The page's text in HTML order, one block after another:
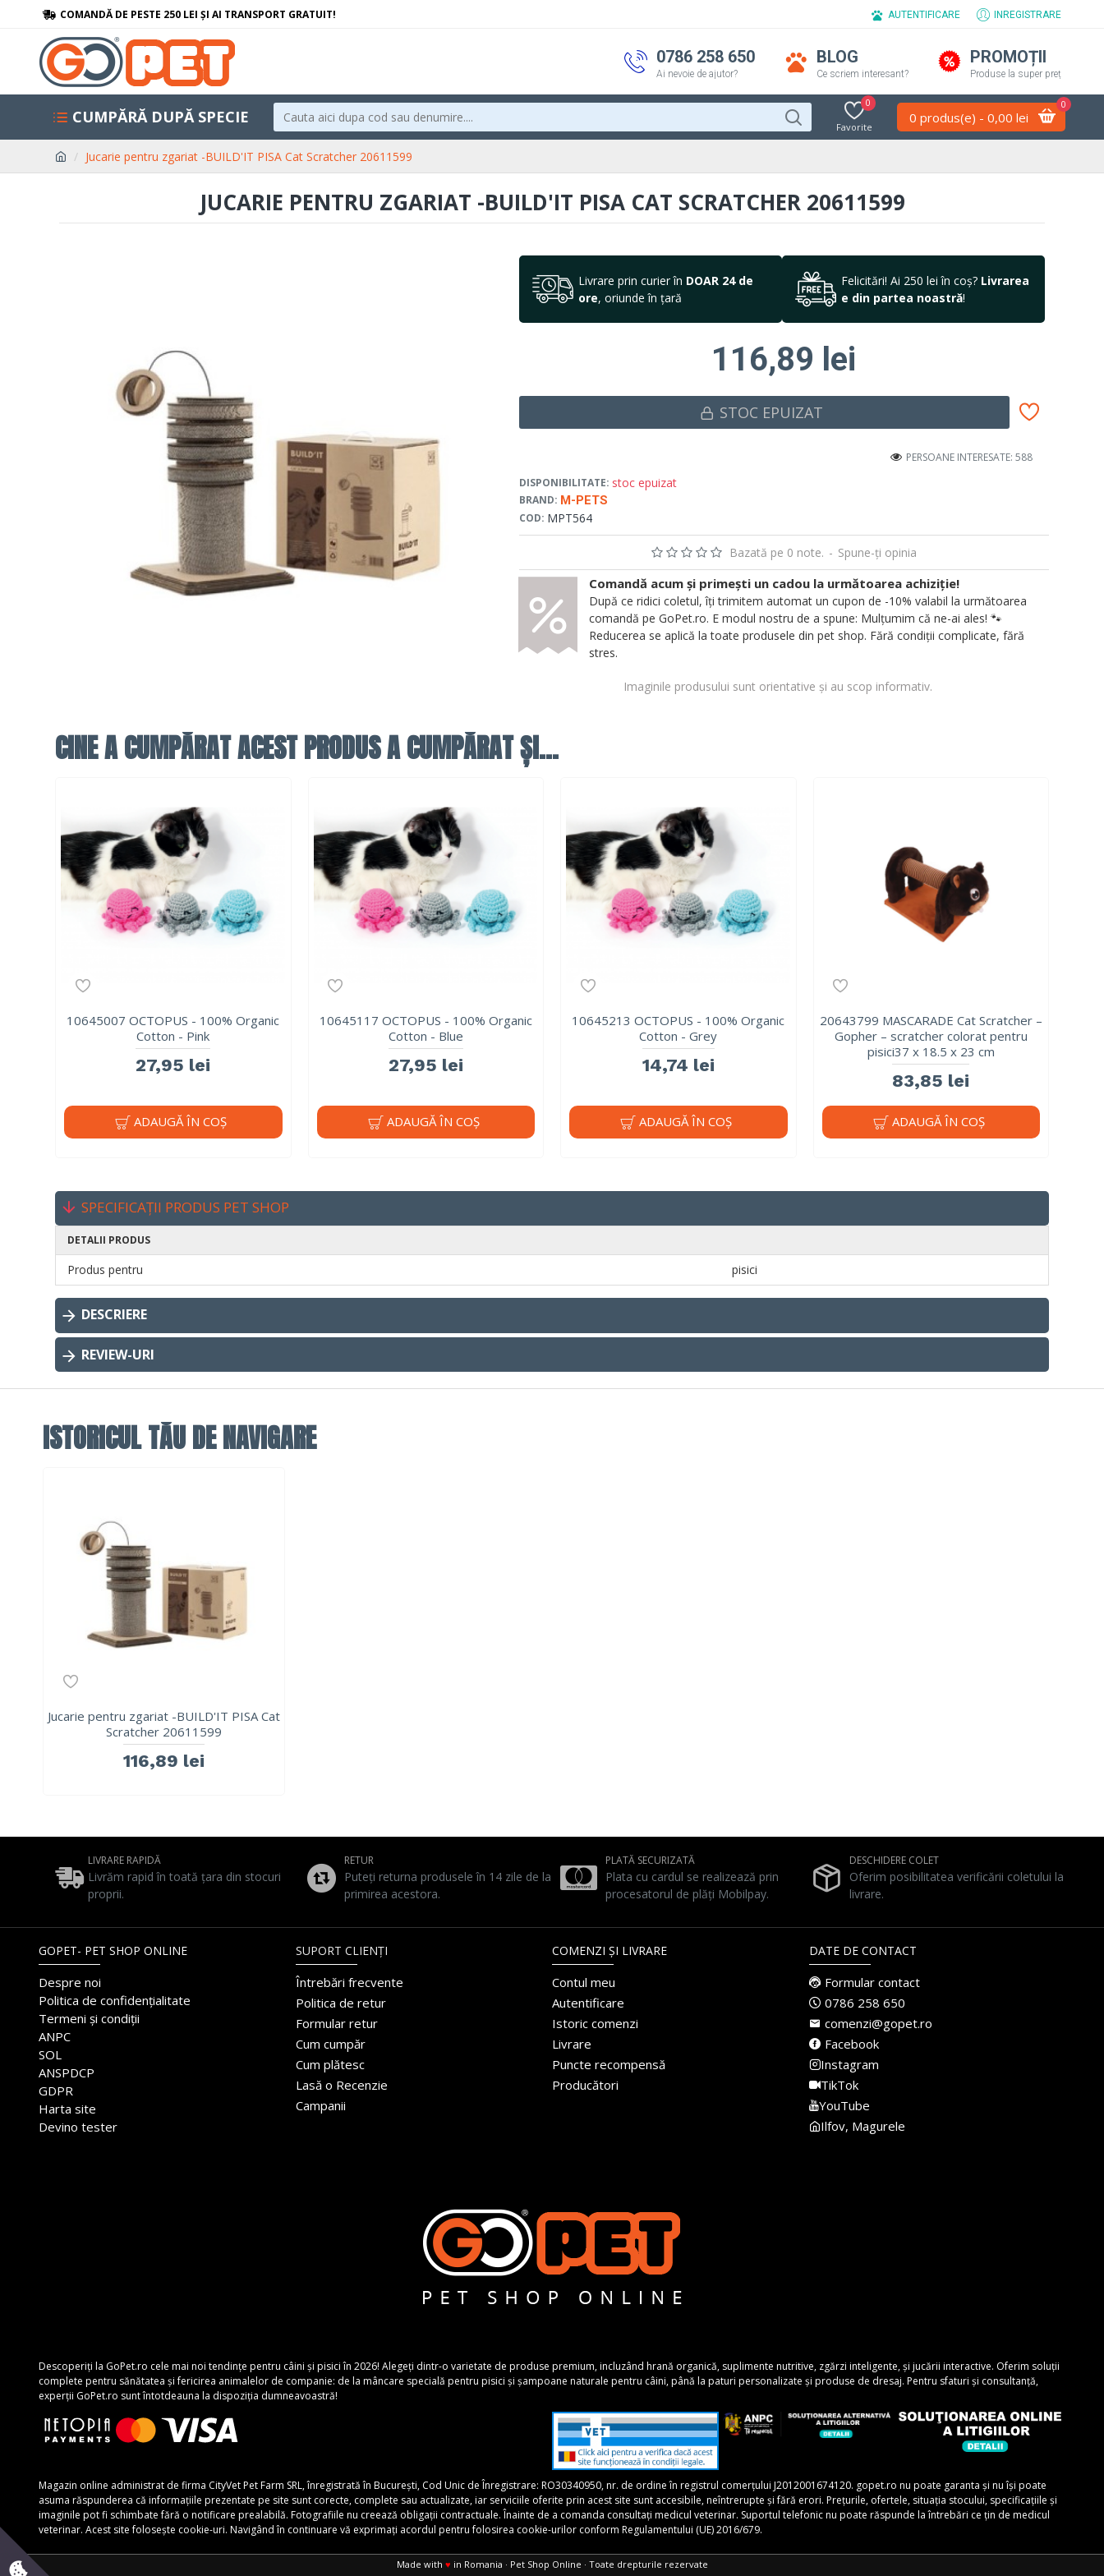
COMANDĂ DE PESTE 250 LEI ȘI AI TRANSPORT GRATUIT! AUTENTIFICARE INREGISTRARE
0786 258 650
Ai nevoie de ajutor?
BLOG
Ce scriem interesant?
PROMOȚII
Produse la super preț
CUMPĂRĂ DUPĂ SPECIE
Favorite
0
0 produs(e) - 0,00 lei
0
Jucarie pentru zgariat -BUILD'IT PISA Cat Scratcher 20611599
JUCARIE PENTRU ZGARIAT -BUILD'IT PISA CAT SCRATCHER 20611599
Livrare prin curier în DOAR 24 de
ore, oriunde în țară
Felicitări! Ai 250 lei în coș? Livrarea
e din partea noastră!
DISPONIBILITATE: stoc epuizat
BRAND: M-PETS
COD: MPT564
PERSOANE INTERESATE: 588
Bazată pe 0 note. - Spune-ţi opinia
116,89 lei
STOC EPUIZAT
Imaginile produsului sunt orientative și au scop informativ.
Comandă acum și primești un cadou la următoarea achiziție!
După ce ridici coletul, îți trimitem automat un cupon de -10% valabil la următoarea
comandă pe GoPet.ro. E modul nostru de a spune: Mulțumim că ne-ai ales! 🐾
Reducerea se aplică la toate produsele din pet shop. Fără condiții complicate, fără
stres.
CINE A CUMPĂRAT ACEST PRODUS A CUMPĂRAT ȘI...
10645007 OCTOPUS - 100% Organic
Cotton - Pink
27,95 lei
ADAUGĂ ÎN COŞ
10645117 OCTOPUS - 100% Organic
Cotton - Blue
27,95 lei
ADAUGĂ ÎN COŞ
10645213 OCTOPUS - 100% Organic
Cotton - Grey
14,74 lei
ADAUGĂ ÎN COŞ
20643799 MASCARADE Cat Scratcher –
Gopher – scratcher colorat pentru
pisici37 x 18.5 x 23 cm
83,85 lei
ADAUGĂ ÎN COŞ
SPECIFICAȚII PRODUS PET SHOP
DETALII PRODUS
Produs pentru pisici
DESCRIERE
REVIEW-URI
ISTORICUL TĂU DE NAVIGARE
Jucarie pentru zgariat -BUILD'IT PISA Cat
Scratcher 20611599
116,89 lei
LIVRARE RAPIDĂ
Livrăm rapid în toată țara din stocuri
proprii.
RETUR
Puteți returna produsele în 14 zile de la
primirea acestora.
PLATĂ SECURIZATĂ
Plata cu cardul se realizează prin
procesatorul de plăți Mobilpay.
DESCHIDERE COLET
Oferim posibilitatea verificării coletului la
livrare.
GOPET- PET SHOP ONLINE
Despre noi
Politica de confidențialitate
Termeni și condiții
ANPC
SOL
ANSPDCP
GDPR
Harta site
Devino tester
SUPORT CLIENȚI
Întrebări frecvente
Politica de retur
Formular retur
Cum cumpăr
Cum plătesc
Lasă o Recenzie
Campanii
COMENZI ȘI LIVRARE
Contul meu
Autentificare
Istoric comenzi
Livrare
Puncte recompensă
Producători
DATE DE CONTACT
Formular contact
0786 258 650
comenzi@gopet.ro
Facebook
Instagram
TikTok
YouTube
Ilfov, Magurele
Descoperiți la GoPet.ro cele mai noi tendințe pentru câini și pisici în 2026! Alegeți dintr-o varietate de produse premium, incluzând hrană organică, suplimente nutritive, zgărzi inteligente, și jucării interactive. Oferim soluții
complete pentru sănătatea și fericirea animalelor de companie: de la mâncare specială pentru pisici și șampoane naturale pentru câini, până la paturi personalizate și produse de dresaj. Pentru sfaturi și consultanță,
experții GoPet.ro sunt întotdeauna la dispoziția dumneavoastră!
Magazin online administrat de firma CityVet Pet Farm SRL, înregistrată în București, Cod Unic de Înregistrare: RO30340950, nr. de ordine în registrul comerțului J2012001674120. gopet.ro nu poate garanta și nu își poate
asuma răspunderea că informațiile prezentate pe site sunt corecte, complete sau actualizate, iar serviciile oferite prin acest site sunt accesibile, neîntrerupte și fără erori. Prețurile, ofertele, situația stocului, specificațiile și
imaginile pot fi schimbate fără o notificare prealabilă. Fotografiile nu creează obligații contractuale. Înainte de a comanda consultați medicul veterinar. Suportul telefonic nu poate răspunde la întrebări ce țin de medicul
veterinar. Acest site folosește cookie-uri. Navigând în continuare vă exprimați acordul pentru folosirea cookie-urilor conform Regulamentului (UE) 2016/679.
Made with ♥ in Romania · Pet Shop Online · Toate drepturile rezervate